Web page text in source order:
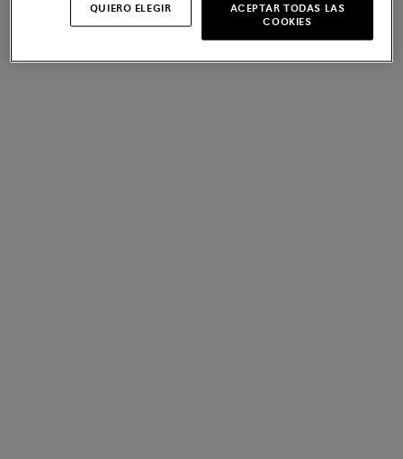
QUIERO ELEGIR
ACEPTAR TODAS LAS
COOKIES